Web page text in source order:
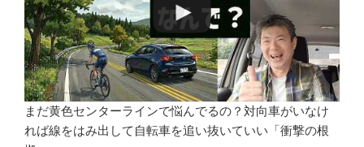
まだ黄色センターラインで悩んでるの？対向車がいなけ
れば線をはみ出して自転車を追い抜いていい「衝撃の根